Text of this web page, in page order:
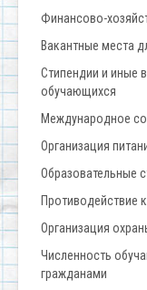
Финансово-
Вакантные места
Стипендии и иные
обучающихся
Международное
Организация
Образовательные
Противодействие
Организация
Численность
гражданами